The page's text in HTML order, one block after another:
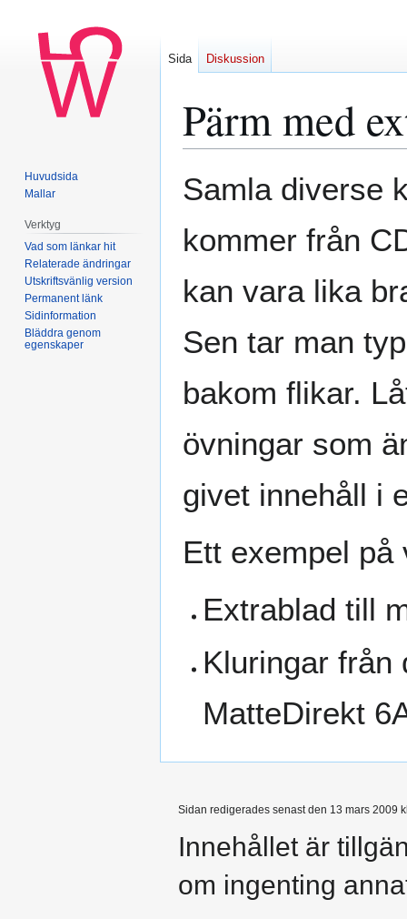
Pärm med
till
till
Samla diverse
kommer från
kan vara lika
Sen tar man
bakom flikar.
övningar som
givet innehåll i
Ett exempel på
Extrablad till
Kluringar från
MatteDirekt
Sida Diskussion
Huvudsida
Mallar
Verktyg
Vad som länkar hit
Relaterade ändringar
Utskriftsvänlig version
Permanent länk
Sidinformation
Bläddra genom
egenskaper
Sidan redigerades senast den 13 mars 2009
Innehållet är
om ingenting